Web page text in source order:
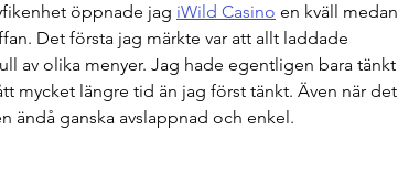
öppnade jag iWild Casino en kväll medan
Det första jag märkte var att allt laddade
av olika menyer. Jag hade egentligen bara tänkt
mycket längre tid än jag först tänkt. Även när det
ändå ganska avslappnad och enkel.